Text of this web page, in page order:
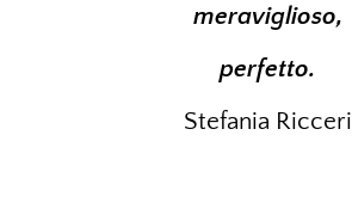
meraviglioso,
perfetto.
Stefania Ricceri